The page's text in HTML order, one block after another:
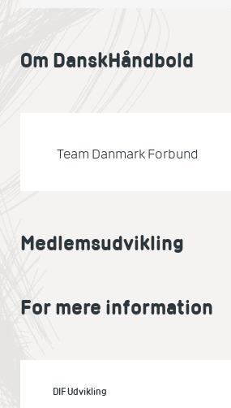
Om DanskHåndbold
Team Danmark Forbund
Medlemsudvikling
For mere information
DIF Udvikling